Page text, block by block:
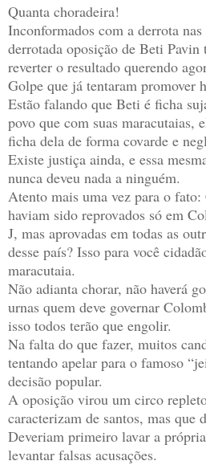
Quanta choradeira!
Inconformados com a derrota
derrotada oposição de Beti Pavin
reverter o resultado querendo
Golpe que já tentaram promover
Estão falando que Beti é ficha
povo que com suas maracutaias,
ficha dela de forma covarde e
Existe justiça ainda, e essa
nunca deveu nada a ninguém.
Atento mais uma vez para o
haviam sido reprovados só em
J, mas aprovadas em todas as
desse país? Isso para você
maracutaia.
Não adianta chorar, não haverá
urnas quem deve governar
isso todos terão que engolir.
Na falta do que fazer, muitos
tentando apelar para o famoso
decisão popular.
A oposição virou um circo
caracterizam de santos, mas que
Deveriam primeiro lavar a
levantar falsas acusações.